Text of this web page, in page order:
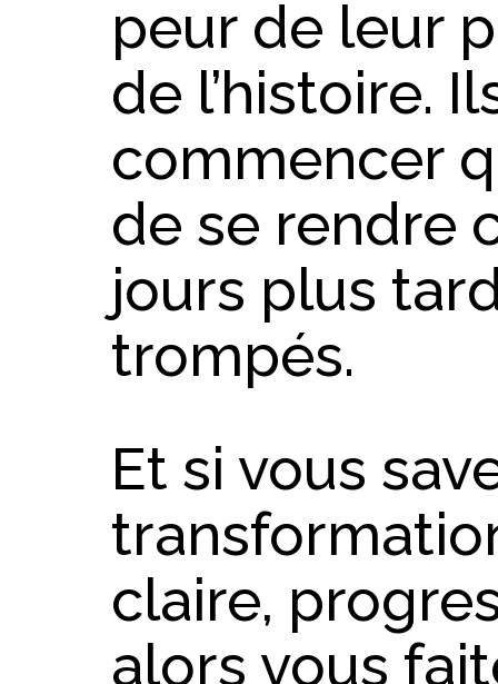
peur de leur
de l’histoire.
commencer
de se rendre
jours plus
trompés.
Et si vous
claire,
alors vous